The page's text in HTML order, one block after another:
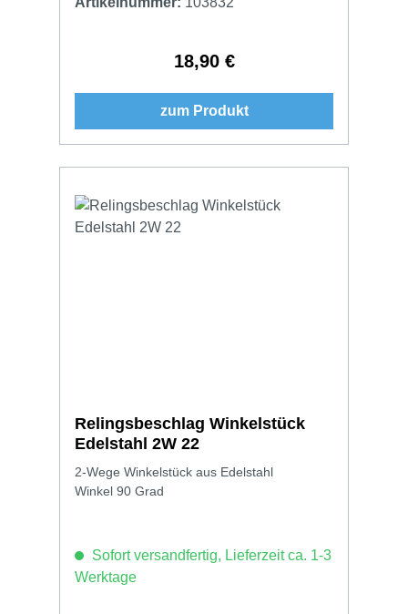
Regulärer Preis:
18,90 €
zum Produkt
Relingsbeschlag Winkelstück
Edelstahl 2W 22
2-Wege Winkelstück aus Edelstahl
Winkel 90 Grad
Sofort versandfertig, Lieferzeit ca. 1-3
Werktage